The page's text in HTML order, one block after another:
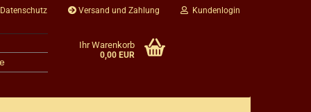
Versand und Zahlung Kundenlogin
Ihr Warenkorb
0,00 EUR